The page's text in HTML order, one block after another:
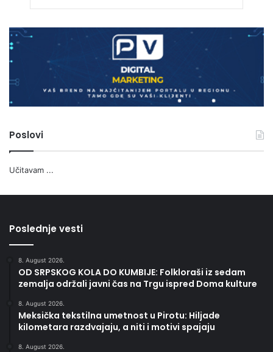
Poslovi
Učitavam ...
Poslednje vesti
8. August 2026.
OD SRPSKOG KOLA DO KUMBIJE: Folkloraši iz sedam
zemalja održali javni čas na Trgu ispred Doma kulture
8. August 2026.
Meksička tekstilna umetnost u Pirotu: Hiljade
kilometara razdvajaju, a niti i motivi spajaju
8. August 2026.